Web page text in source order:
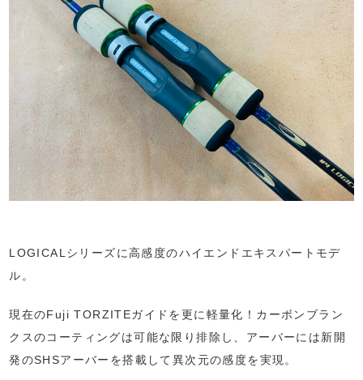
LOGICALシリーズに高感度のハイエンドエキスパートモデ
ル。
現在のFuji TORZITEガイドを更に軽量化！カーボンブラン
クスのコーティングは可能な限り排除し、アーバーには新開
発のSHSアーバーを搭載して異次元の感度を実現。